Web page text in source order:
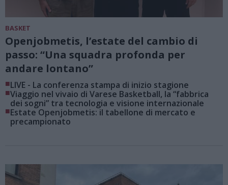
BASKET
Openjobmetis, l’estate del cambio di
passo: “Una squadra profonda per
andare lontano”
■LIVE - La conferenza stampa di inizio stagione
■Viaggio nel vivaio di Varese Basketball, la “fabbrica
dei sogni” tra tecnologia e visione internazionale
■Estate Openjobmetis: il tabellone di mercato e
precampionato